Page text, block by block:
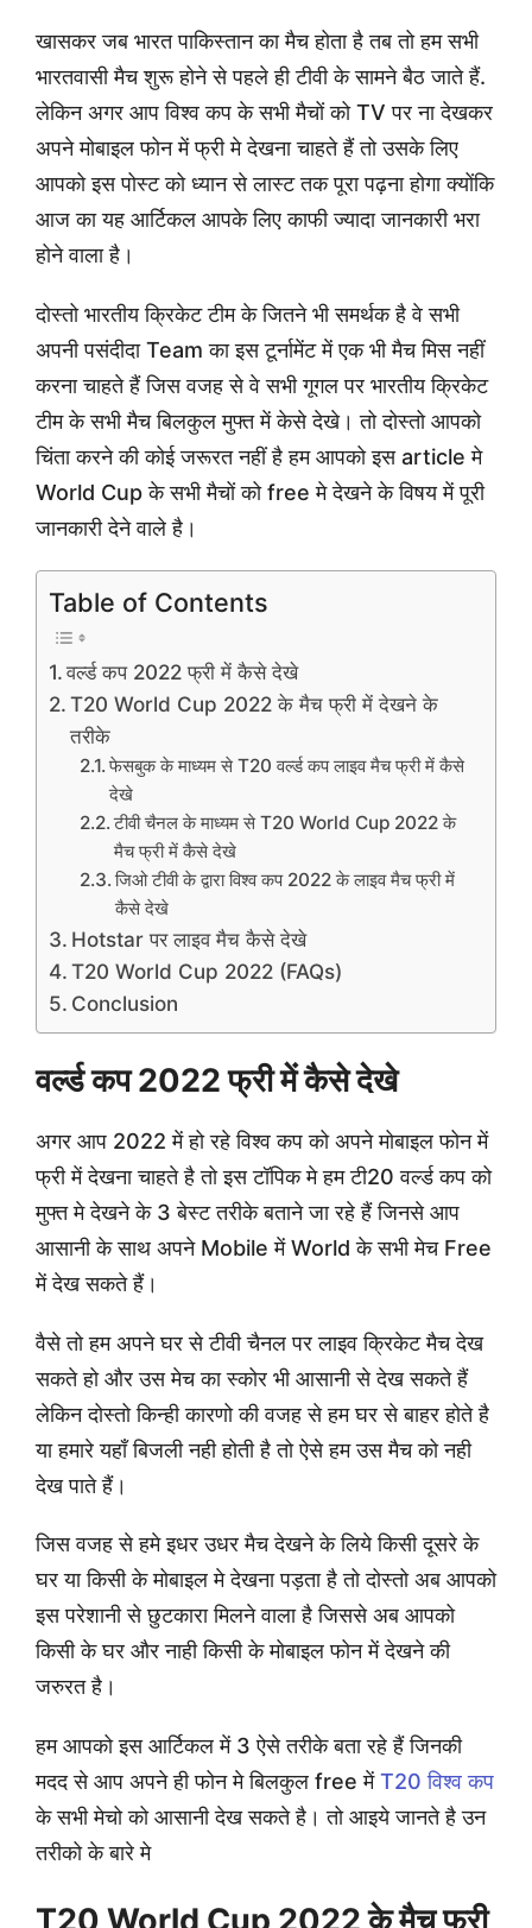
खासकर जब भारत पाकिस्तान का मैच होता है तब तो हम सभी
भारतवासी मैच शुरू होने से पहले ही टीवी के सामने बैठ जाते हैं.
लेकिन अगर आप विश्व कप के सभी मैचों को TV पर ना देखकर
अपने मोबाइल फोन में फ्री मे देखना चाहते हैं तो उसके लिए
आपको इस पोस्ट को ध्यान से लास्ट तक पूरा पढ़ना होगा क्योंकि
आज का यह आर्टिकल आपके लिए काफी ज्यादा जानकारी भरा
होने वाला है।
दोस्तो भारतीय क्रिकेट टीम के जितने भी समर्थक है वे सभी
अपनी पसंदीदा Team का इस टूर्नामेंट में एक भी मैच मिस नहीं
करना चाहते हैं जिस वजह से वे सभी गूगल पर भारतीय क्रिकेट
टीम के सभी मैच बिलकुल मुफ्त में केसे देखे। तो दोस्तो आपको
चिंता करने की कोई जरूरत नहीं है हम आपको इस article मे
World Cup के सभी मैचों को free मे देखने के विषय में पूरी
जानकारी देने वाले है।
Table of Contents
वर्ल्ड कप 2022 फ्री में कैसे देखे
T20 World Cup 2022 के मैच फ्री में देखने के
तरीके
फेसबुक के माध्यम से T20 वर्ल्ड कप लाइव मैच फ्री में कैसे
देखे
टीवी चैनल के माध्यम से T20 World Cup 2022 के
मैच फ्री में कैसे देखे
जिओ टीवी के द्वारा विश्व कप 2022 के लाइव मैच फ्री में
कैसे देखे
Hotstar पर लाइव मैच कैसे देखे
T20 World Cup 2022 (FAQs)
Conclusion
वर्ल्ड कप 2022 फ्री में कैसे देखे
अगर आप 2022 में हो रहे विश्व कप को अपने मोबाइल फोन में
फ्री में देखना चाहते है तो इस टॉपिक मे हम टी20 वर्ल्ड कप को
मुफ्त मे देखने के 3 बेस्ट तरीके बताने जा रहे हैं जिनसे आप
आसानी के साथ अपने Mobile में World के सभी मेच Free
में देख सकते हैं।
वैसे तो हम अपने घर से टीवी चैनल पर लाइव क्रिकेट मैच देख
सकते हो और उस मेच का स्कोर भी आसानी से देख सकते हैं
लेकिन दोस्तो किन्ही कारणो की वजह से हम घर से बाहर होते है
या हमारे यहाँ बिजली नही होती है तो ऐसे हम उस मैच को नही
देख पाते हैं।
जिस वजह से हमे इधर उधर मैच देखने के लिये किसी दूसरे के
घर या किसी के मोबाइल मे देखना पड़ता है तो दोस्तो अब आपको
इस परेशानी से छुटकारा मिलने वाला है जिससे अब आपको
किसी के घर और नाही किसी के मोबाइल फोन में देखने की
जरुरत है।
हम आपको इस आर्टिकल में 3 ऐसे तरीके बता रहे हैं जिनकी
मदद से आप अपने ही फोन मे बिलकुल free मेंT20 विश्व कप
के सभी मेचो को आसानी देख सकते है। तो आइये जानते है उन
तरीको के बारे मे